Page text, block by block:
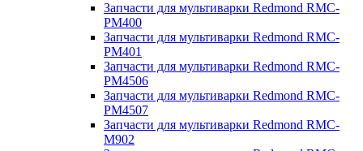
Запчасти для мультиварки Redmond RMC-
PM400
Запчасти для мультиварки Redmond RMC-
PM401
Запчасти для мультиварки Redmond RMC-
PM4506
Запчасти для мультиварки Redmond RMC-
PM4507
Запчасти для мультиварки Redmond RMC-
M902